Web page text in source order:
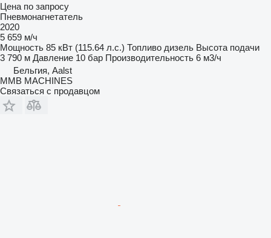
Цена по запросу
Пневмонагнетатель
2020
5 659 м/ч
Мощность 85 кВт (115.64 л.с.) Топливо дизель Высота подачи
3 790 м Давление 10 бар Производительность 6 м3/ч
Бельгия, Aalst
MMB MACHINES
Связаться с продавцом